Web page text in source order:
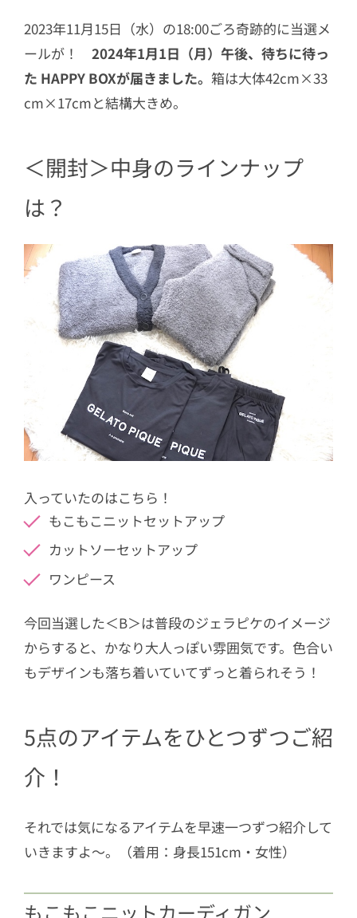
2023年11月15日（水）の18:00ごろ奇跡的に当選メ
ールが！ 2024年1月1日（月）午後、待ちに待っ
た HAPPY BOXが届きました。 箱は大体42cm×33
cm×17cmと結構大きめ。
＜開封＞中身のラインナップ
は？
入っていたのはこちら！
もこもこニットセットアップ
カットソーセットアップ
ワンピース
今回当選した＜B＞は普段のジェラピケのイメージ
からすると、かなり大人っぽい雰囲気です。色合い
もデザインも落ち着いていてずっと着られそう！
5点のアイテムをひとつずつご紹
介！
それでは気になるアイテムを早速一つずつ紹介して
いきますよ〜。（着用：身長151cm・女性）
もこもこニットカーディガン